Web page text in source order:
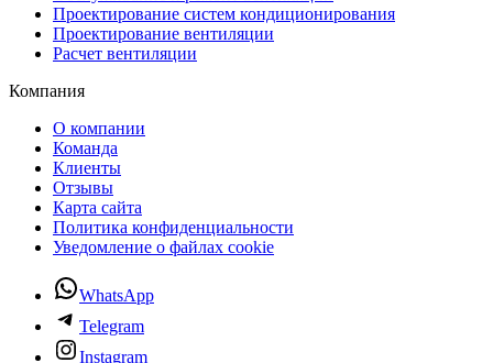
Проектирование систем кондиционирования
Проектирование вентиляции
Расчет вентиляции
Компания
О компании
Команда
Клиенты
Отзывы
Карта сайта
Политика конфиденциальности
Уведомление о файлах cookie
WhatsApp
Telegram
Instagram